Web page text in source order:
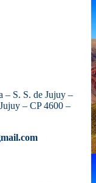
– S. S. de Jujuy –
– CP 4600 –